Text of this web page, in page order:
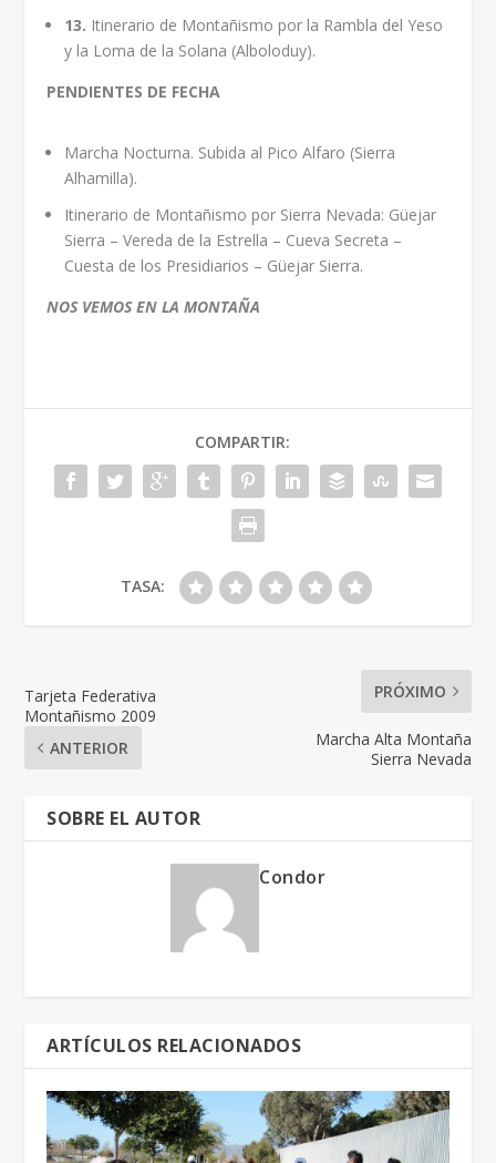
13. Itinerario de Montañismo por la Rambla del Yeso
y la Loma de la Solana (Alboloduy).
PENDIENTES DE FECHA
Marcha Nocturna. Subida al Pico Alfaro (Sierra
Alhamilla).
Itinerario de Montañismo por Sierra Nevada: Güejar
Sierra – Vereda de la Estrella – Cueva Secreta –
Cuesta de los Presidiarios – Güejar Sierra.
NOS VEMOS EN LA MONTAÑA
COMPARTIR:
TASA:
Tarjeta Federativa
Montañismo 2009
ANTERIOR
PRÓXIMO
Marcha Alta Montaña
Sierra Nevada
SOBRE EL AUTOR
Condor
ARTÍCULOS RELACIONADOS